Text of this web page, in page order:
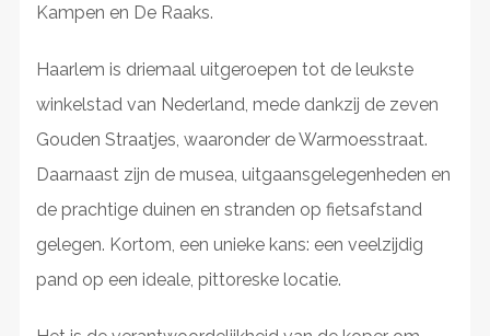
Kampen en De Raaks.
Haarlem is driemaal uitgeroepen tot de leukste
winkelstad van Nederland, mede dankzij de zeven
Gouden Straatjes, waaronder de Warmoesstraat.
Daarnaast zijn de musea, uitgaansgelegenheden en
de prachtige duinen en stranden op fietsafstand
gelegen. Kortom, een unieke kans: een veelzijdig
pand op een ideale, pittoreske locatie.